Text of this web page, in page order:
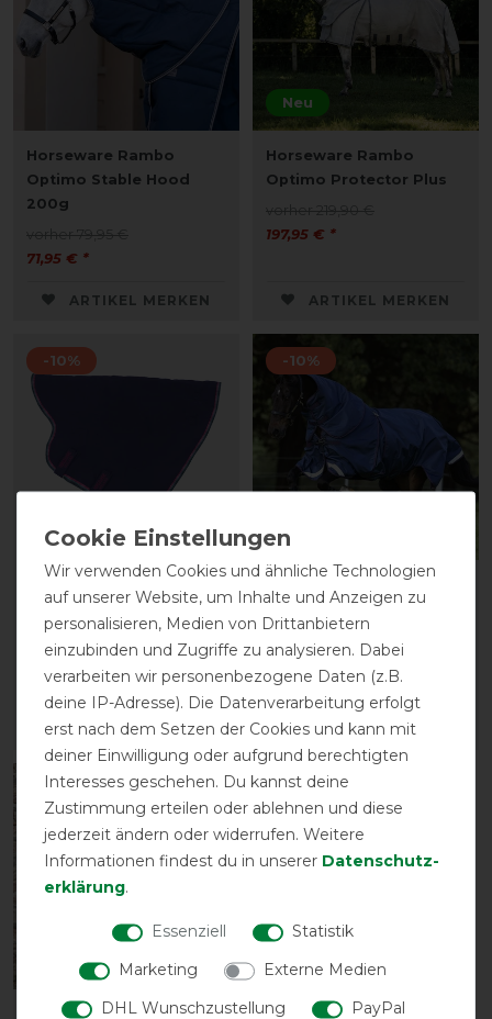
Horseware Rambo
Optimo Stable Hood
200g
71,95 € *
ARTIKEL MERKEN
Neu
Horseware Rambo
Optimo Protector Plus
197,95 € *
ARTIKEL MERKEN
-10%
Optimo Stable Hood
200g - Navy/Burgundy
62,95 € *
ARTIKEL MERKEN
-10%
Horseware Rambo
Optimo Turnout Plus 0g
377,95 € *
ARTIKEL MERKEN
-10%
Horseware Rambo
Wir verwenden Cookies und ähnliche Technologien
auf unserer Website, um Inhalte und Anzeigen zu
personalisieren, Medien von Drittanbietern
einzubinden und Zugriffe zu analysieren. Dabei
verarbeiten wir personenbezogene Daten (z.B.
deine IP-Adresse). Die Datenverarbeitung erfolgt
erst nach dem Setzen der Cookies und kann mit
deiner Einwilligung oder aufgrund berechtigten
Interesses geschehen. Du kannst deine
Zustimmung erteilen oder ablehnen und diese
jederzeit ändern oder widerrufen. Weitere
Informationen findest du in unserer Daten­schutz­
erklärung.
Essenziell
Statistik
Marketing
Externe Medien
DHL Wunschzustellung
PayPal